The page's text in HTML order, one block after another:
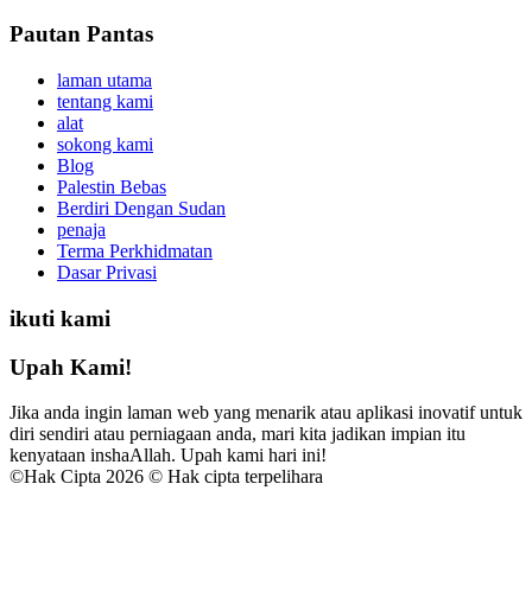
Pautan Pantas
laman utama
tentang kami
alat
sokong kami
Blog
Palestin Bebas
Berdiri Dengan Sudan
penaja
Terma Perkhidmatan
Dasar Privasi
ikuti kami
Upah Kami!
Jika anda ingin laman web yang menarik atau aplikasi inovatif untuk
diri sendiri atau perniagaan anda, mari kita jadikan impian itu
kenyataan inshaAllah. Upah kami hari ini!
©Hak Cipta 2026 © Hak cipta terpelihara